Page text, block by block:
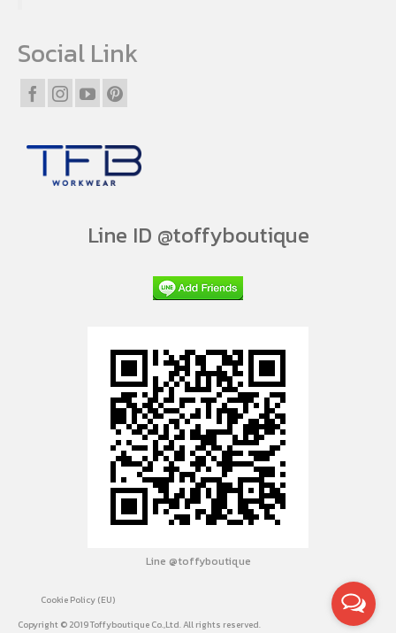
Social Link
Line ID @toffyboutique
Line @toffyboutique
Cookie Policy (EU)
Copyright © 2019 Toffyboutique Co.,Ltd. All rights reserved.